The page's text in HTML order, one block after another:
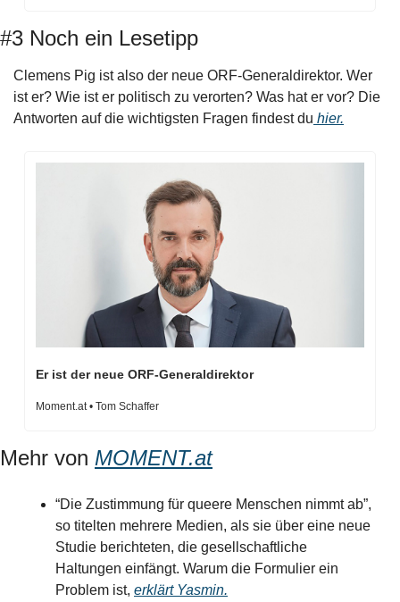
#3 Noch ein Lesetipp
Clemens Pig ist also der neue ORF-Generaldirektor. Wer
ist er? Wie ist er politisch zu verorten? Was hat er vor? Die
Antworten auf die wichtigsten Fragen findest du hier.
Er ist der neue ORF-Generaldirektor
Moment.at • Tom Schaffer
Mehr von MOMENT.at
“Die Zustimmung für queere Menschen nimmt ab”,
so titelten mehrere Medien, als sie über eine neue
Studie berichteten, die gesellschaftliche
Haltungen einfängt. Warum die Formulier ein
Problem ist, erklärt Yasmin.